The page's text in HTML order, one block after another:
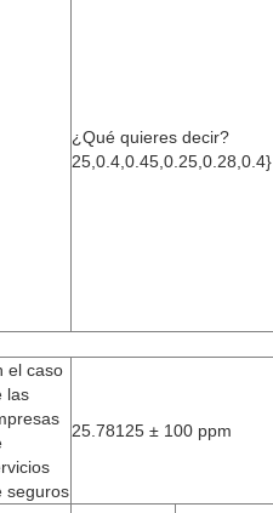
¿Qué quieres decir?
25,0.4,0.45,0.25,0.28,0.4}
el caso
las
seguros
25.78125 ± 100 ppm